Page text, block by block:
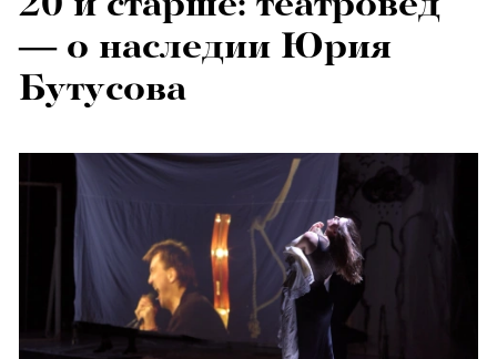
— о наследии Юрия
Бутусова